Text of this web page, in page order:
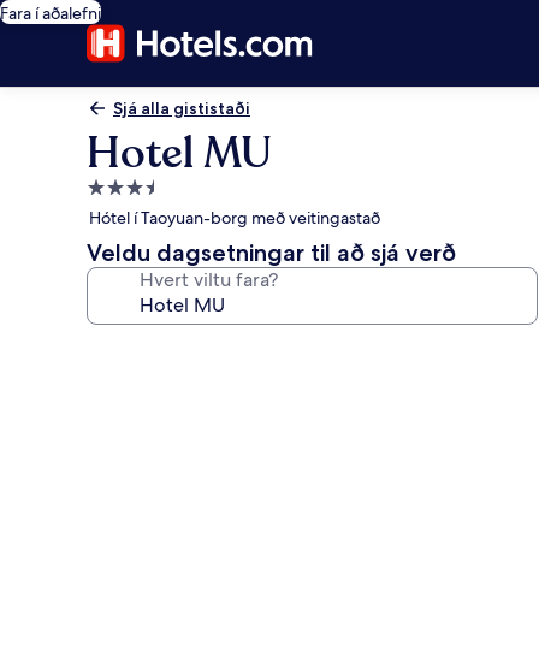
Fara í aðalefni
Sjá alla gististaði
Hotel MU
3.5
stjörnu
gististaður
Hótel í Taoyuan-borg með veitingastað
Veldu dagsetningar til að sjá verð
Hvert viltu fara?